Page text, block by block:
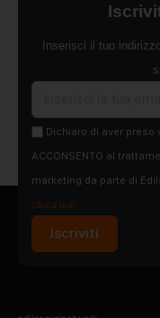
Inserisci il tuo
Dichiaro di aver
ACCONSENTO al
marketing da parte di
clicca qui).
Iscriviti